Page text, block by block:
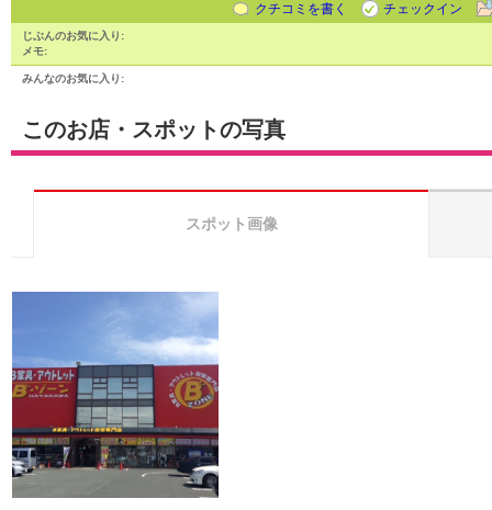
クチコミを書く
チェックイン
じぶんのお気に入り:
メモ:
みんなのお気に入り:
このお店・スポットの写真
スポット画像